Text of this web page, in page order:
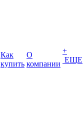
Как
купить
О
компании
+
ЕЩЕ